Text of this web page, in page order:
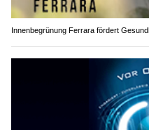
Innenbegrünung Ferrara fördert